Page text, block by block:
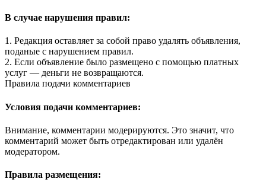
В случае нарушения правил:
1. Редакция оставляет за собой право удалять объявления,
поданые с нарушением правил.
2. Если объявление было размещено с помощью платных
услуг — деньги не возвращаются.
Правила подачи комментариев
Условия подачи комментариев:
Внимание, комментарии модерируются. Это значит, что
комментарий может быть отредактирован или удалён
модератором.
Правила размещения: